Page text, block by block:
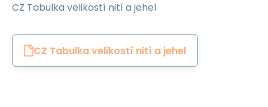
CZ Tabulka velikostí nití a jehel
CZ Tabulka velikostí nití a jehel